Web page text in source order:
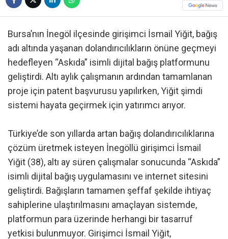
Bursa’nın İnegöl ilçesinde girişimci İsmail Yiğit, bağış
adı altında yaşanan dolandırıcılıkların önüne geçmeyi
hedefleyen “Askıda” isimli dijital bağış platformunu
geliştirdi. Altı aylık çalışmanın ardından tamamlanan
proje için patent başvurusu yapılırken, Yiğit şimdi
sistemi hayata geçirmek için yatırımcı arıyor.
Türkiye’de son yıllarda artan bağış dolandırıcılıklarına
çözüm üretmek isteyen İnegöllü girişimci İsmail
Yiğit (38), altı ay süren çalışmalar sonucunda “Askıda”
isimli dijital bağış uygulamasını ve internet sitesini
geliştirdi. Bağışların tamamen şeffaf şekilde ihtiyaç
sahiplerine ulaştırılmasını amaçlayan sistemde,
platformun para üzerinde herhangi bir tasarruf
yetkisi bulunmuyor. Girişimci İsmail Yiğit,